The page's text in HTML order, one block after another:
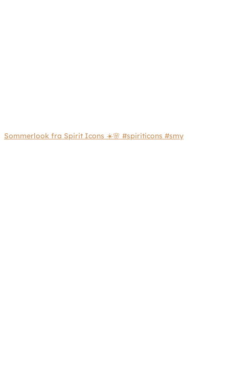
Sommerlook fra Spirit Icons ☀️🌸 #spiriticons #smy